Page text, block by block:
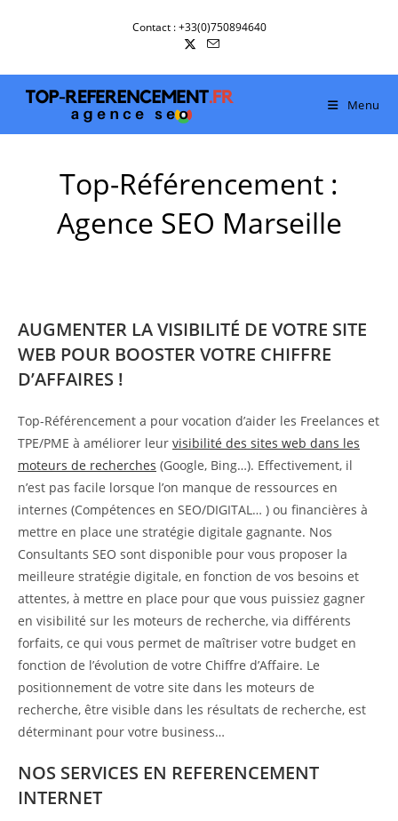
Contact : +33(0)750894640
Menu
Top-Référencement :
Agence SEO Marseille
AUGMENTER LA VISIBILITÉ DE VOTRE SITE
WEB POUR BOOSTER VOTRE CHIFFRE
D’AFFAIRES !
Top-Référencement a pour vocation d’aider les Freelances et
TPE/PME à améliorer leur visibilité des sites web dans les
moteurs de recherches (Google, Bing…). Effectivement, il
n’est pas facile lorsque l’on manque de ressources en
internes (Compétences en SEO/DIGITAL… ) ou financières à
mettre en place une stratégie digitale gagnante. Nos
Consultants SEO sont disponible pour vous proposer la
meilleure stratégie digitale, en fonction de vos besoins et
attentes, à mettre en place pour que vous puissiez gagner
en visibilité sur les moteurs de recherche, via différents
forfaits, ce qui vous permet de maîtriser votre budget en
fonction de l’évolution de votre Chiffre d’Affaire. Le
positionnement de votre site dans les moteurs de
recherche, être visible dans les résultats de recherche, est
déterminant pour votre business…
NOS SERVICES EN REFERENCEMENT
INTERNET